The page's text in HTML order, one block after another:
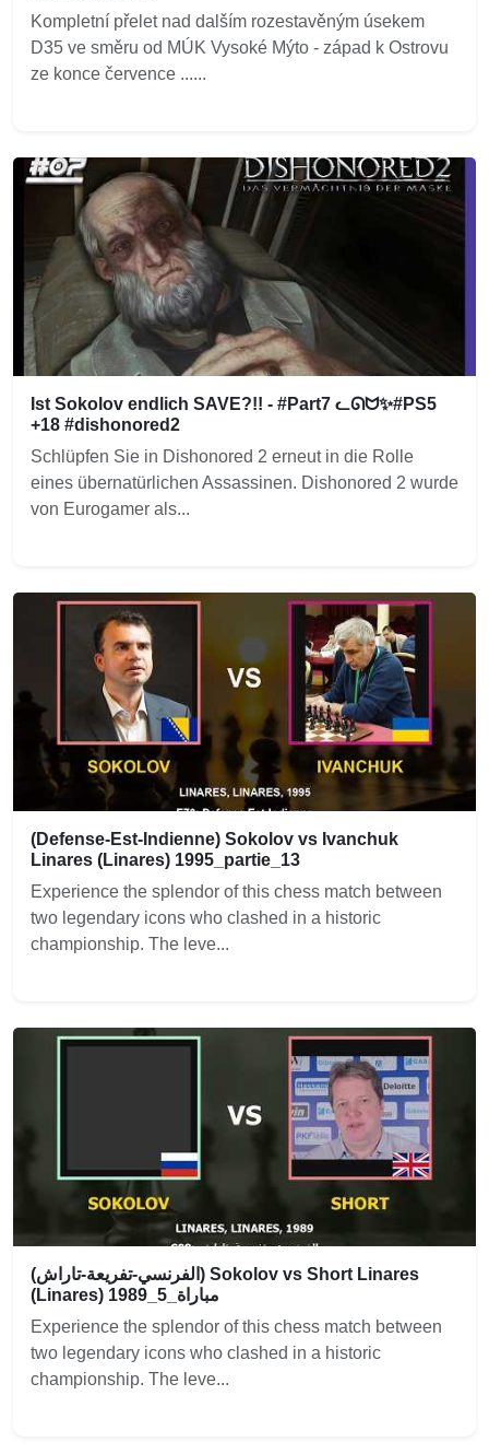
Kompletní přelet nad dalším rozestavěným úsekem
D35 ve směru od MÚK Vysoké Mýto - západ k Ostrovu
ze konce července ......
Ist Sokolov endlich SAVE?!! - #Part7 ᓚᘏᗢ✨#PS5
+18 #dishonored2
Schlüpfen Sie in Dishonored 2 erneut in die Rolle
eines übernatürlichen Assassinen. Dishonored 2 wurde
von Eurogamer als...
(Defense-Est-Indienne) Sokolov vs Ivanchuk
Linares (Linares) 1995_partie_13
Experience the splendor of this chess match between
two legendary icons who clashed in a historic
championship. The leve...
(الفرنسي-تفريعة-تاراش) Sokolov vs Short Linares
(Linares) 1989_مباراة_5
Experience the splendor of this chess match between
two legendary icons who clashed in a historic
championship. The leve...